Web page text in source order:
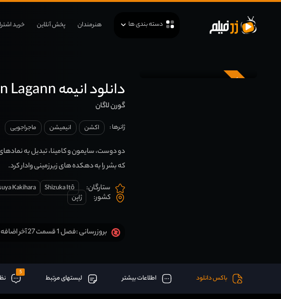
دسته بندی ها هنرمندان پخش آنلاین خرید
زیرنویس دانلود انیمه Gurren Lagann
گورن لاگان
ژانرها : اکشن انیمیشن ماجراجویی
دو دوست، سایمون و کامینا، تبدیل به
که بشر را به دهکده های زیرزمینی وادار کرد.
ستارگان:
Shizuka Itô
Kakihara
کشور: ژاپن
بروزرسانی :فصل 1 قسمت 27 آخر اضافه شد
باکس دانلود اطلاعات بیشتر لیستهای مرتبط
5